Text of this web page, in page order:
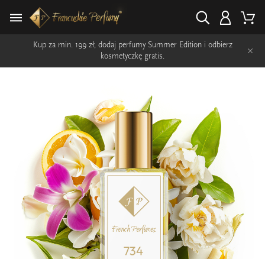
Kup za min. 199 zł, dodaj perfumy Summer Edition i odbierz
kosmetyczkę gratis.
×